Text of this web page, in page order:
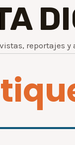
reportajes y